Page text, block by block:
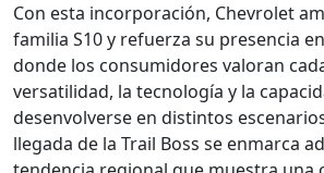
Con esta incorporación, Chevrolet
familia S10 y refuerza su presencia
donde los consumidores valoran
versatilidad, la tecnología y la
desenvolverse en distintos
llegada de la Trail Boss se enmarca